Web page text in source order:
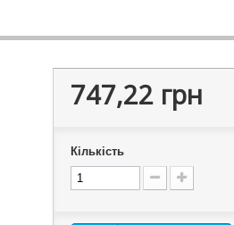
747,22 грн
Кількість